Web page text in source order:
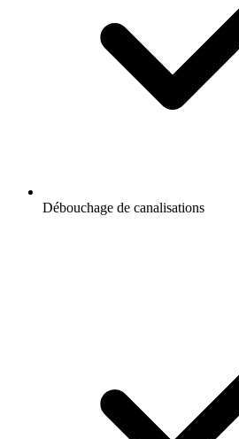
Débouchage de canalisations